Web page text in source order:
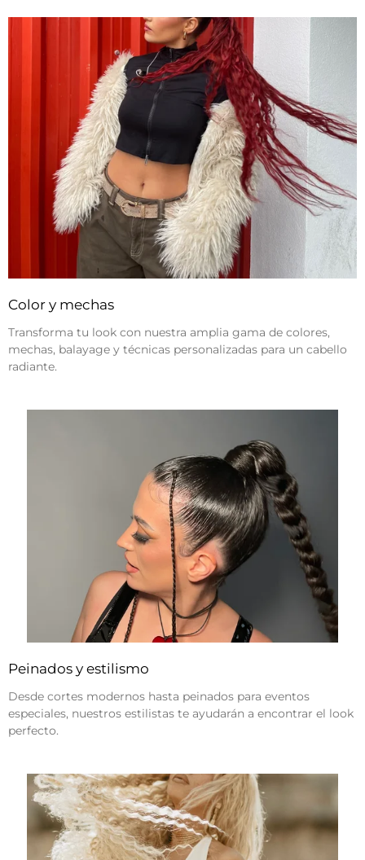
Color y mechas
Transforma tu look con nuestra amplia gama de colores,
mechas, balayage y técnicas personalizadas para un cabello
radiante.
Peinados y estilismo
Desde cortes modernos hasta peinados para eventos
especiales, nuestros estilistas te ayudarán a encontrar el look
perfecto.